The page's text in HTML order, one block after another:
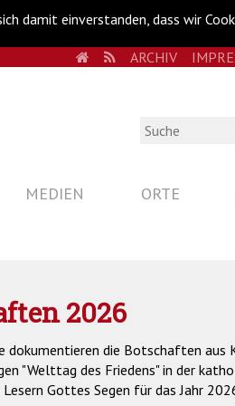
damit einverstanden, dass wir
HOMERSSARCHIV
Suche
MEDIEN ORTE
2026
die Botschaften aus
"Welttag des Friedens" in der
Gottes Segen für das Jahr